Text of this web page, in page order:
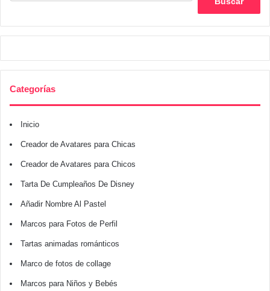
Categorías
Inicio
Creador de Avatares para Chicas
Creador de Avatares para Chicos
Tarta De Cumpleaños De Disney
Añadir Nombre Al Pastel
Marcos para Fotos de Perfil
Tartas animadas románticos
Marco de fotos de collage
Marcos para Niños y Bebés